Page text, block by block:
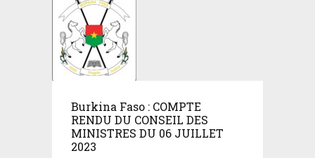
Burkina Faso : COMPTE
RENDU DU CONSEIL DES
MINISTRES DU 06 JUILLET
2023